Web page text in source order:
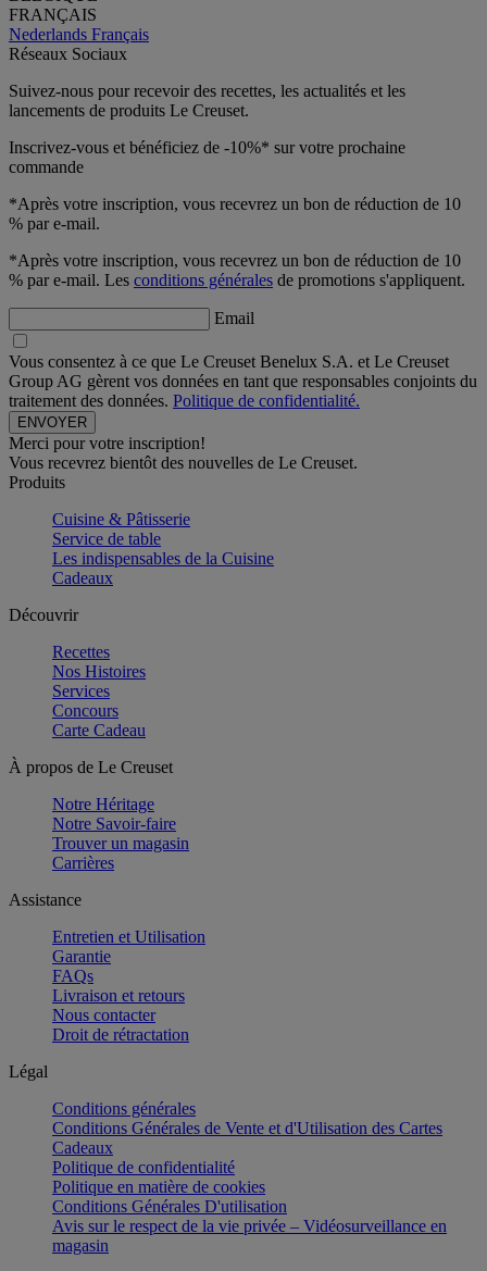
FRANÇAIS
Nederlands Français
Réseaux Sociaux
Suivez-nous pour recevoir des recettes, les actualités et les
lancements de produits Le Creuset.
Inscrivez-vous et bénéficiez de -10%* sur votre prochaine
commande
*Après votre inscription, vous recevrez un bon de réduction de 10
% par e-mail.
*Après votre inscription, vous recevrez un bon de réduction de 10
% par e-mail. Les conditions générales de promotions s'appliquent.
Email
Vous consentez à ce que Le Creuset Benelux S.A. et Le Creuset
Group AG gèrent vos données en tant que responsables conjoints du
traitement des données. Politique de confidentialité.
Merci pour votre inscription!
Vous recevrez bientôt des nouvelles de Le Creuset.
Produits
Cuisine & Pâtisserie
Service de table
Les indispensables de la Cuisine
Cadeaux
Découvrir
Recettes
Nos Histoires
Services
Concours
Carte Cadeau
À propos de Le Creuset
Notre Héritage
Notre Savoir-faire
Trouver un magasin
Carrières
Assistance
Entretien et Utilisation
Garantie
FAQs
Livraison et retours
Nous contacter
Droit de rétractation
Légal
Conditions générales
Conditions Générales de Vente et d'Utilisation des Cartes
Cadeaux
Politique de confidentialité
Politique en matière de cookies
Conditions Générales D'utilisation
Avis sur le respect de la vie privée – Vidéosurveillance en
magasin